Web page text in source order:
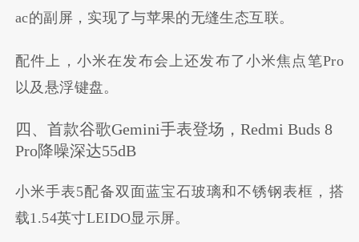
ac的副屏，实现了与苹果的无缝生态互联。
配件上，小米在发布会上还发布了小米焦点笔Pro
以及悬浮键盘。
四、首款谷歌Gemini手表登场，Redmi Buds 8
Pro降噪深达55dB
小米手表5配备双面蓝宝石玻璃和不锈钢表框，搭
载1.54英寸LEIDO显示屏。